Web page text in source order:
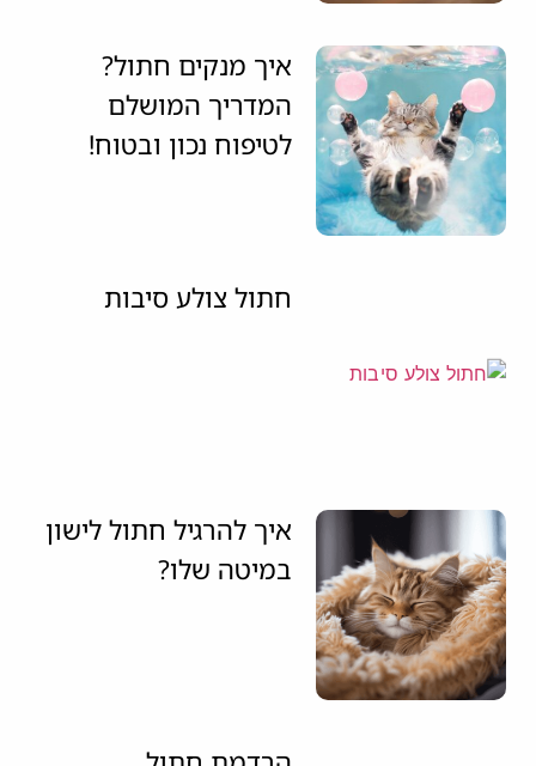
איך מנקים חתול?
המדריך המושלם
לטיפוח נכון ובטוח!
חתול צולע סיבות
איך להרגיל חתול לישון
במיטה שלו?